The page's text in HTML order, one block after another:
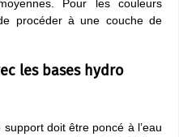
Pour les couleurs
procéder à une couche de
les bases hydro
doit être poncé à l’eau